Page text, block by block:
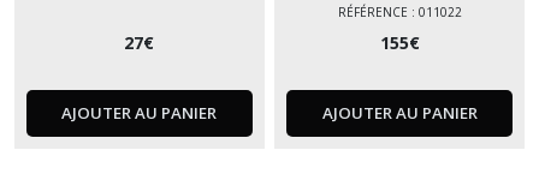
27€
AJOUTER AU PANIER
RÉFÉRENCE : 011022
155€
AJOUTER AU PANIER